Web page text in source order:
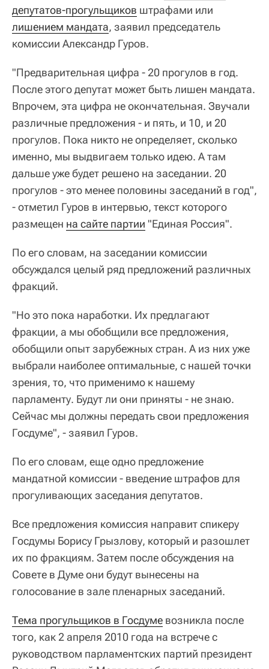
депутатов-прогульщиков штрафами или
лишением мандата, заявил председатель
комиссии Александр Гуров.
"Предварительная цифра - 20 прогулов в год.
После этого депутат может быть лишен мандата.
Впрочем, эта цифра не окончательная. Звучали
различные предложения - и пять, и 10, и 20
прогулов. Пока никто не определяет, сколько
именно, мы выдвигаем только идею. А там
дальше уже будет решено на заседании. 20
прогулов - это менее половины заседаний в год",
- отметил Гуров в интервью, текст которого
размещен на сайте партии "Единая Россия".
По его словам, на заседании комиссии
обсуждался целый ряд предложений различных
фракций.
"Но это пока наработки. Их предлагают
фракции, а мы обобщили все предложения,
обобщили опыт зарубежных стран. А из них уже
выбрали наиболее оптимальные, с нашей точки
зрения, то, что применимо к нашему
парламенту. Будут ли они приняты - не знаю.
Сейчас мы должны передать свои предложения
Госдуме", - заявил Гуров.
По его словам, еще одно предложение
мандатной комиссии - введение штрафов для
прогуливающих заседания депутатов.
Все предложения комиссия направит спикеру
Госдумы Борису Грызлову, который и разошлет
их по фракциям. Затем после обсуждения на
Совете в Думе они будут вынесены на
голосование в зале пленарных заседаний.
Тема прогульщиков в Госдуме возникла после
того, как 2 апреля 2010 года на встрече с
руководством парламентских партий президент